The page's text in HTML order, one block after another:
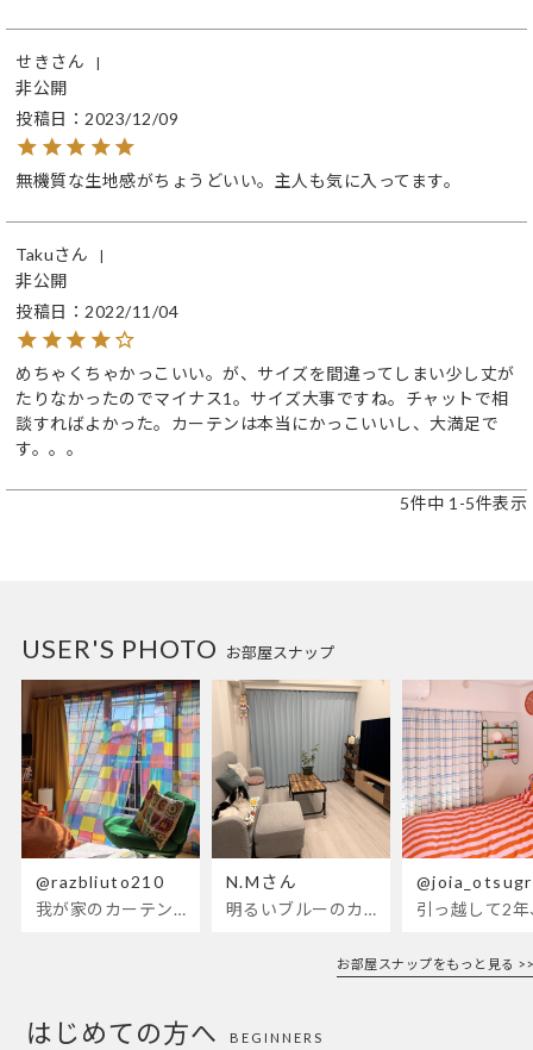
せき
非公開
投稿日
2023/12/09
無機質な生地感がちょうどいい。主人も気に入ってます。
Taku
非公開
投稿日
2022/11/04
めちゃくちゃかっこいい。が、サイズを間違ってしまい少し丈が
たりなかったのでマイナス1。サイズ大事ですね。チャットで相
談すればよかった。カーテンは本当にかっこいいし、大満足で
す。。。
5件中 1 -5件表示
お部屋スナップ
USER'S PHOTO
@razbliuto210
我が家のカーテンが新しくなりました🌼早起きが超絶苦手な私が、思わず朝カーテンを開けて光合成するようになったステンドグラスカーテン…！
N.Mさん
明るいブルーのカーテンで、部屋全体が明るく。白を基調とした部屋にぴったりです。
お部屋スナップをもっと見る >>
はじめての方へ BEGINNERS